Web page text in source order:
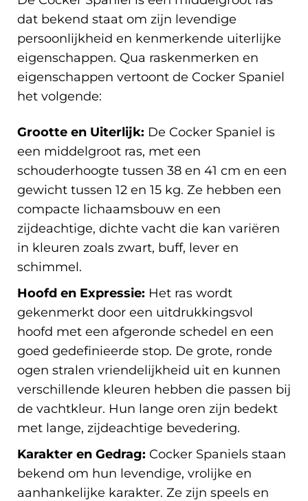
dat bekend staat om zijn levendige
persoonlijkheid en kenmerkende uiterlijke
eigenschappen. Qua raskenmerken en
eigenschappen vertoont de Cocker Spaniel
het volgende:
Grootte en Uiterlijk: De Cocker Spaniel is
een middelgroot ras, met een
schouderhoogte tussen 38 en 41 cm en een
gewicht tussen 12 en 15 kg. Ze hebben een
compacte lichaamsbouw en een
zijdeachtige, dichte vacht die kan variëren
in kleuren zoals zwart, buff, lever en
schimmel.
Hoofd en Expressie: Het ras wordt
gekenmerkt door een uitdrukkingsvol
hoofd met een afgeronde schedel en een
goed gedefinieerde stop. De grote, ronde
ogen stralen vriendelijkheid uit en kunnen
verschillende kleuren hebben die passen bij
de vachtkleur. Hun lange oren zijn bedekt
met lange, zijdeachtige bevedering.
Karakter en Gedrag: Cocker Spaniels staan
bekend om hun levendige, vrolijke en
aanhankelijke karakter. Ze zijn speels en